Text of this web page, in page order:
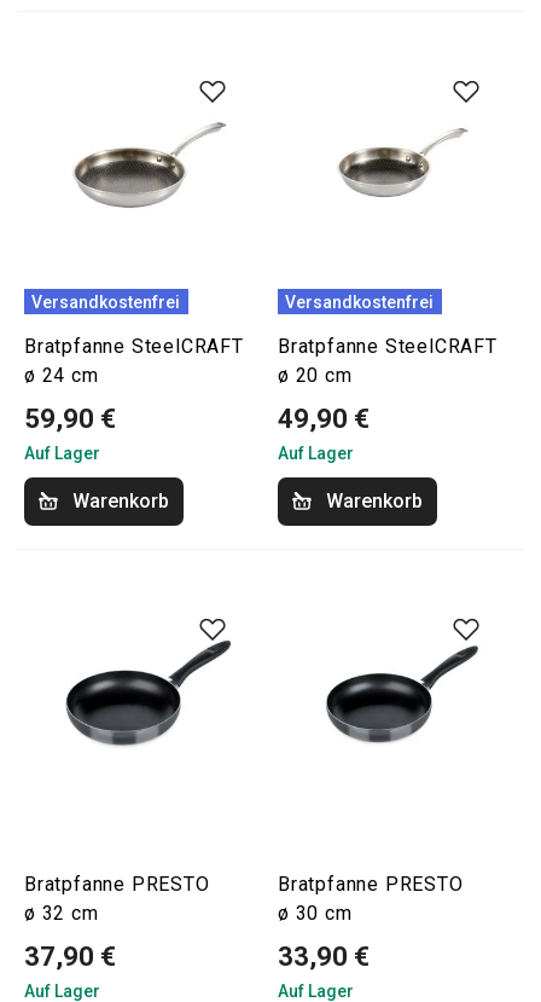
Versandkostenfrei
Bratpfanne SteelCRAFT
ø 24 cm
59,90 €
Auf Lager
Warenkorb
Versandkostenfrei
Bratpfanne SteelCRAFT
ø 20 cm
49,90 €
Auf Lager
Warenkorb
Bratpfanne PRESTO
ø 32 cm
37,90 €
Auf Lager
Bratpfanne PRESTO
ø 30 cm
33,90 €
Auf Lager